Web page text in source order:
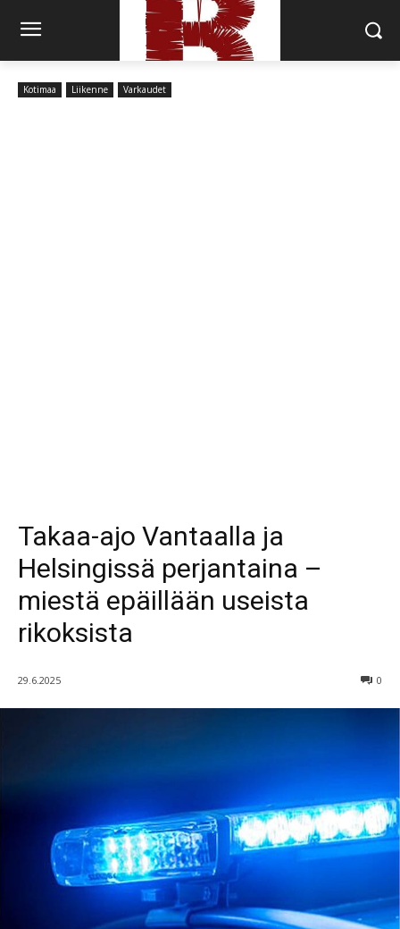
Kotimaa Liikenne Varkaudet
Takaa-ajo Vantaalla ja
Helsingissä perjantaina –
miestä epäillään useista
rikoksista
29.6.2025 0